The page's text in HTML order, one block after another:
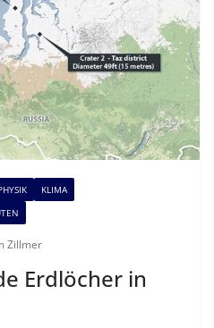
KLIMA
Zillmer
Erdlöcher in